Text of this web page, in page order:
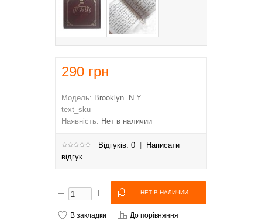
290 грн
Модель: Brooklyn. N.Y.
text_sku
Наявність: Нет в наличии
Відгуків: 0
Написати
відгук
В закладки До порівняння